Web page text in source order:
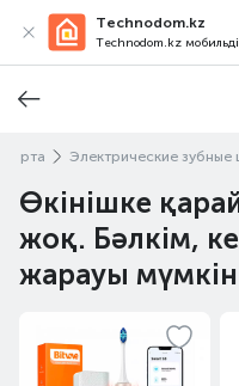
Technodom.kz
Technodom.kz
рта Электрические зубные
Өкінішке
жоқ. Бәлкім,
жарауы